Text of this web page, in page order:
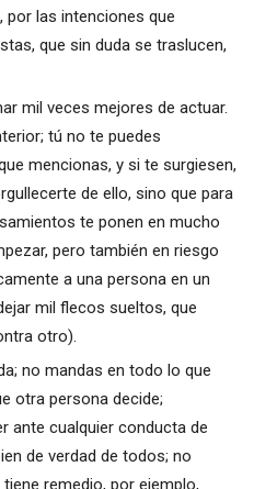
por las intenciones que
que sin duda se traslucen,
mil veces mejores de actuar.
tú no te puedes
mencionas, y si te surgiesen,
de ello, sino que para
te ponen en mucho
pero también en riesgo
a una persona en un
mil flecos sueltos, que
otro).
no mandas en todo lo que
otra persona decide;
ante cualquier conducta de
de verdad de todos; no
remedio, por ejemplo,